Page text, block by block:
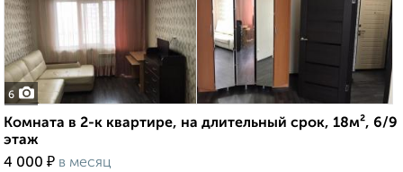
6
Комната в 2-к квартире, на длительный срок, 18м², 6/9
этаж
4 000 ₽ в месяц